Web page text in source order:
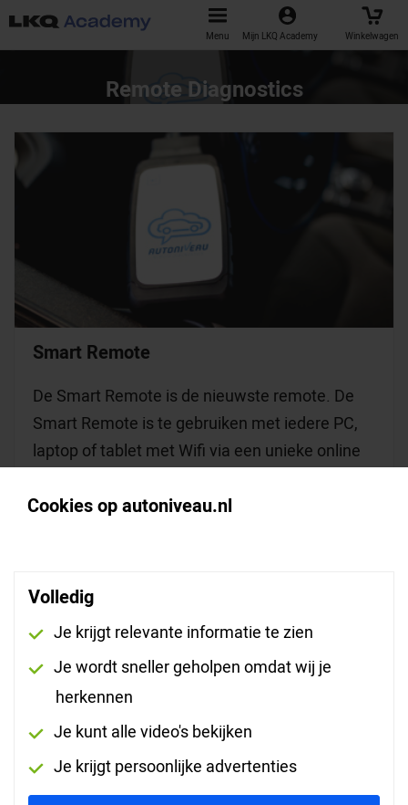
Cookies op autoniveau.nl
Volledig
Je krijgt relevante informatie te zien
Je wordt sneller geholpen omdat wij je
herkennen
Je kunt alle video's bekijken
Je krijgt persoonlijke advertenties
Menu Mijn LKQ Academy Winkelwagen
Remote Diagnostics
Smart Remote
De Smart Remote is de nieuwste remote. De
Smart Remote is te gebruiken met iedere PC,
laptop of tablet met Wifi via een unieke online
interface om gebruik te kunnen maken van
€ 929